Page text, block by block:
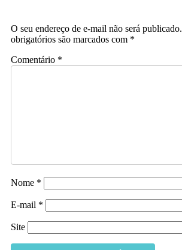
O seu endereço de e-mail não será publicado.
obrigatórios são marcados com *
Comentário *
Nome *
E-mail *
Site